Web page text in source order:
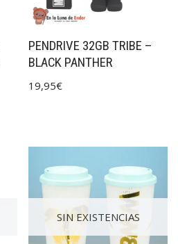
PENDRIVE 32GB TRIBE –
BLACK PANTHER
19,95€
SIN EXISTENCIAS